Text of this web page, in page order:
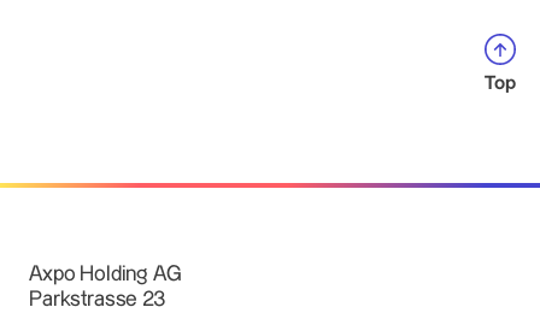
Top
Axpo Holding AG
Parkstrasse 23